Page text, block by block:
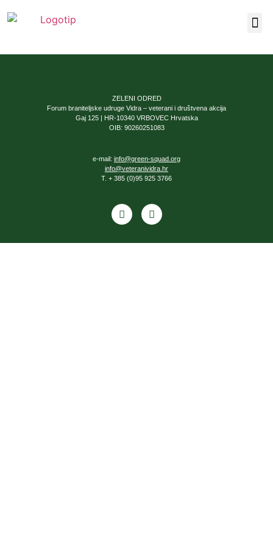
ZELENI ODRED
Forum braniteljske udruge Vidra – veterani i društvena akcija
Gaj 125 | HR-10340 VRBOVEC Hrvatska
OIB: 90260251083
e-mail: info@green-squad.org
info@veteranividra.hr
T. + 385 (0)95 925 3766